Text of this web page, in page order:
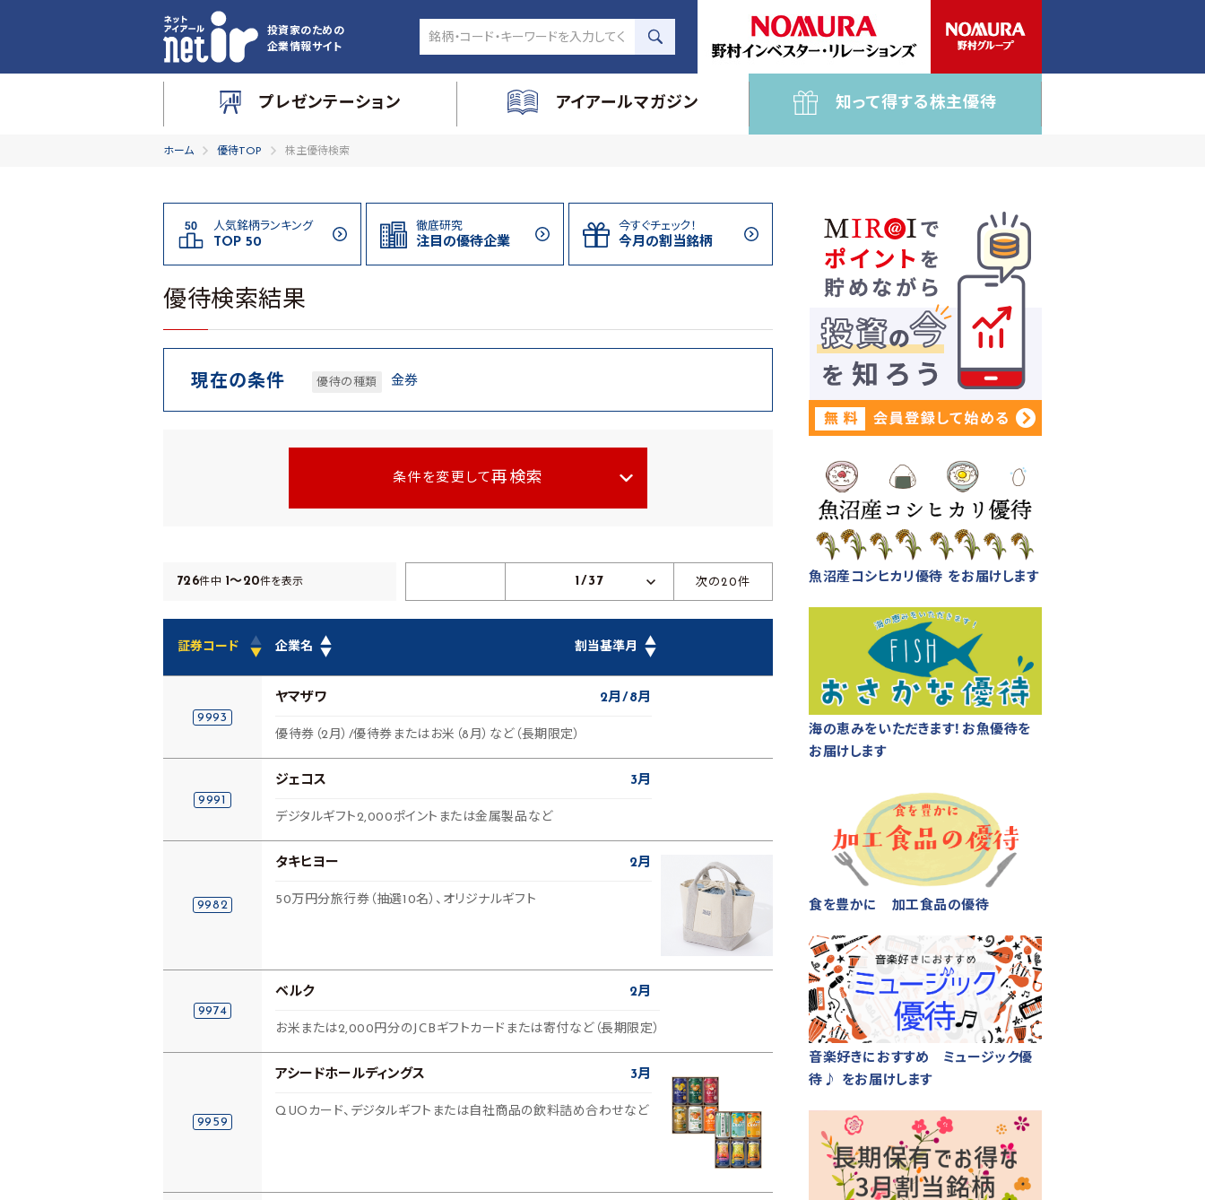
投資家のための
企業情報サイト
プレゼンテーション アイアールマガジン 知って得する株主優待
ホーム 優待TOP 株主優待検索
人気銘柄ランキング
TOP 50
徹底研究
注目の優待企業
今すぐチェック！
今月の割当銘柄
優待検索結果
現在の条件 優待の種類 金券
条件を変更して 再検索
726件中 1～20件を表示 1/37 次の20件
▲
証券コード ▼
▲
企業名 ▼
▲
割当基準月 ▼
9993
ヤマザワ 2月 8月
優待券（2月）/優待券またはお米（8月）など（長期限定）
9991
ジェコス 3月
デジタルギフト2,000ポイントまたは金属製品など
9982
タキヒヨー 2月
50万円分旅行券（抽選10名）、オリジナルギフト
9974
ベルク 2月
お米または2,000円分のJCBギフトカードまたは寄付など（長期限定）
9959
アシードホールディングス 3月
QUOカード、デジタルギフトまたは自社商品の飲料詰め合わせなど
魚沼産コシヒカリ優待 をお届けします
海の恵みをいただきます！お魚優待を
お届けします
食を豊かに 加工食品の優待
音楽好きにおすすめ ミュージック優
待♪ をお届けします